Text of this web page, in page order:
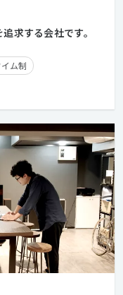
求する会社です。
ム制